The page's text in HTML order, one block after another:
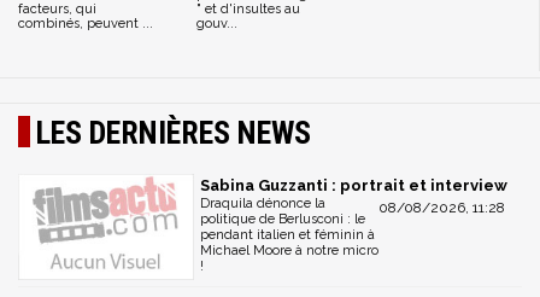
facteurs, qui
combinés, peuvent ...
" et d'insultes au
gouv...
LES DERNIÈRES NEWS
Sabina Guzzanti : portrait et interview
08/08/2026, 11:28
Draquila dénonce la
politique de Berlusconi : le
pendant italien et féminin à
Michael Moore à notre micro
!